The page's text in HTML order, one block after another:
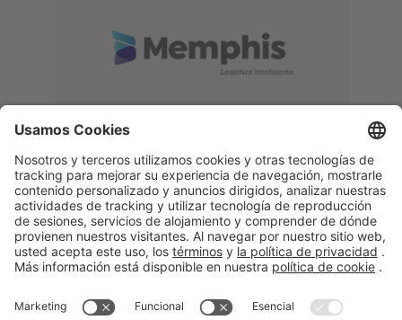
Memphis
Eduardo Ribeiro
CEO
“Con GeneXus desarrollamos una
acompañar todas las etapas de la